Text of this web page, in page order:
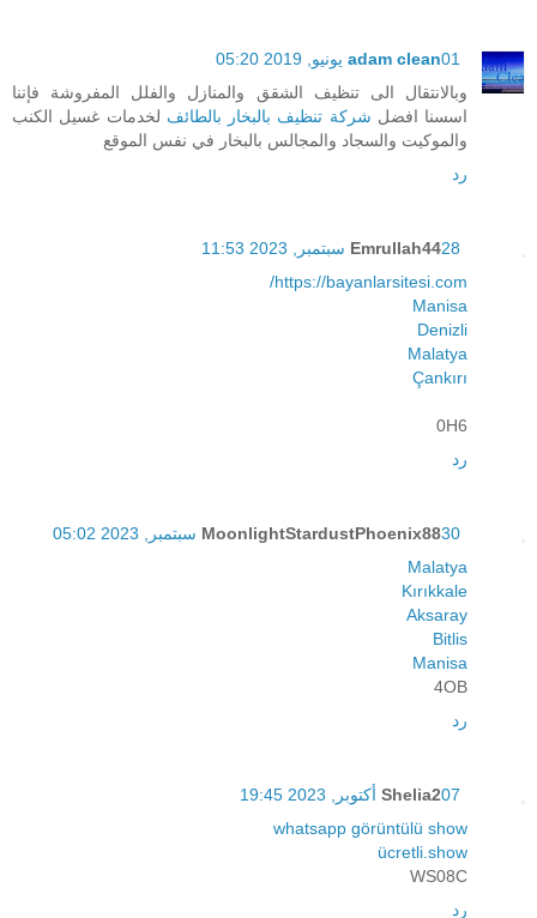
adam clean01 يونيو, 2019 05:20
وبالانتقال الى تنظيف الشقق والمنازل والفلل المفروشة فإننا
اسسنا افضل شركة تنظيف بالبخار بالطائف لخدمات غسيل الكنب
والموكيت والسجاد والمجالس بالبخار في نفس الموقع
رد
Emrullah4428 سبتمبر, 2023 11:53
https://bayanlarsitesi.com/
Manisa
Denizli
Malatya
Çankırı
0H6
رد
MoonlightStardustPhoenix8830 سبتمبر, 2023 05:02
Malatya
Kırıkkale
Aksaray
Bitlis
Manisa
4OB
رد
Shelia207 أكتوبر, 2023 19:45
whatsapp görüntülü show
ücretli.show
WS08C
رد